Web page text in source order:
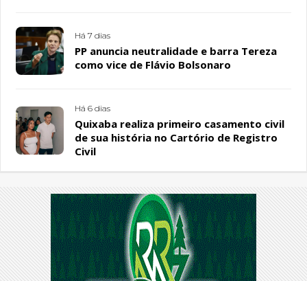
Há 7 dias
PP anuncia neutralidade e barra Tereza
como vice de Flávio Bolsonaro
Há 6 dias
Quixaba realiza primeiro casamento civil
de sua história no Cartório de Registro
Civil